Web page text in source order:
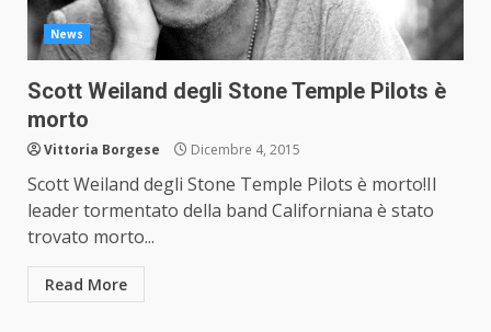
News
Scott Weiland degli Stone Temple Pilots è
morto
Vittoria Borgese Dicembre 4, 2015
Scott Weiland degli Stone Temple Pilots è morto!Il
leader tormentato della band Californiana è stato
trovato morto...
Read More